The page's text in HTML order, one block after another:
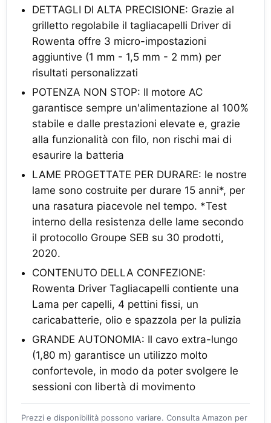
DETTAGLI DI ALTA PRECISIONE: Grazie al
grilletto regolabile il tagliacapelli Driver di
Rowenta offre 3 micro-impostazioni
aggiuntive (1 mm - 1,5 mm - 2 mm) per
risultati personalizzati
POTENZA NON STOP: Il motore AC
garantisce sempre un'alimentazione al 100%
stabile e dalle prestazioni elevate e, grazie
alla funzionalità con filo, non rischi mai di
esaurire la batteria
LAME PROGETTATE PER DURARE: le nostre
lame sono costruite per durare 15 anni*, per
una rasatura piacevole nel tempo. *Test
interno della resistenza delle lame secondo
il protocollo Groupe SEB su 30 prodotti,
2020.
CONTENUTO DELLA CONFEZIONE:
Rowenta Driver Tagliacapelli contiente una
Lama per capelli, 4 pettini fissi, un
caricabatterie, olio e spazzola per la pulizia
GRANDE AUTONOMIA: Il cavo extra-lungo
(1,80 m) garantisce un utilizzo molto
confortevole, in modo da poter svolgere le
sessioni con libertà di movimento
Prezzi e disponibilità possono variare. Consulta Amazon per